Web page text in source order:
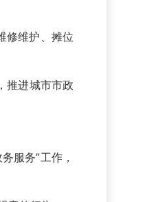
修维护、摊位
推进城市市政
服务”工作，